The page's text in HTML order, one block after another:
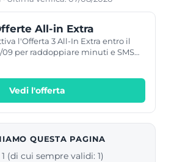
All-in Extra
l'Offerta 3 All-In Extra entro il
09 per raddoppiare minuti e SMS
di 30 mesi.
Vedi l'offerta
QUESTA PAGINA
(di cui sempre validi: 1)